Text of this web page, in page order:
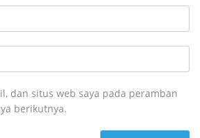
dan situs web saya pada peramban
berikutnya.